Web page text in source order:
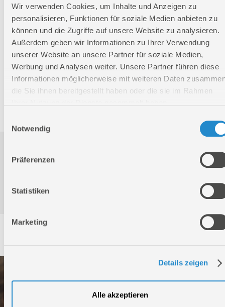
Wir verwenden Cookies, um Inhalte und Anzeigen zu
personalisieren, Funktionen für soziale Medien anbieten zu
können und die Zugriffe auf unsere Website zu analysieren.
Außerdem geben wir Informationen zu Ihrer Verwendung
unserer Website an unsere Partner für soziale Medien,
Werbung und Analysen weiter. Unsere Partner führen diese
Informationen möglicherweise mit weiteren Daten
die Sie ihnen bereitgestellt haben oder die sie im Rahmen
Notwendig
Präferenzen
Statistiken
Marketing
Details zeigen
Alle akzeptieren
50 mm
Höhe
15 mm
Nettogewicht:
0,663 kg
Bruttogewicht:
0,7 kg
GTIN:
4015671200822
Produktinformation